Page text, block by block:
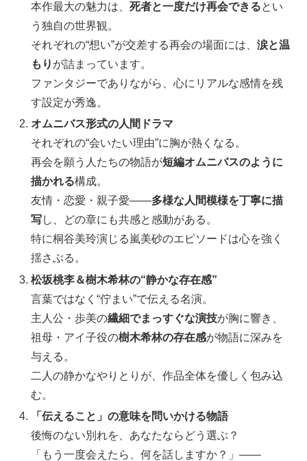
本作最大の魅力は、死者と一度だけ再会できるとい
う独自の世界観。
それぞれの“想い”が交差する再会の場面には、涙と温
もり が詰まっています。
ファンタジーでありながら、心にリアルな感情を残
す設定が秀逸。
オムニバス形式の人間ドラマ
それぞれの“会いたい理由”に胸が熱くなる。
再会を願う人たちの物語が短編オムニバスのように
描かれる構成。
友情・恋愛・親子愛――多様な人間模様を丁寧に描
写し、どの章にも共感と感動がある。
特に桐谷美玲演じる嵐美砂のエピソードは心を強く
揺さぶる。
松坂桃李＆樹木希林の“静かな存在感”
言葉ではなく“佇まい”で伝える名演。
主人公・歩美の繊細でまっすぐな演技が胸に響き、
祖母・アイ子役の樹木希林の存在感が物語に深みを
与える。
二人の静かなやりとりが、作品全体を優しく包み込
む。
「伝えること」の意味を問いかける物語
後悔のない別れを、あなたならどう選ぶ？
「もう一度会えたら、何を話しますか？」――